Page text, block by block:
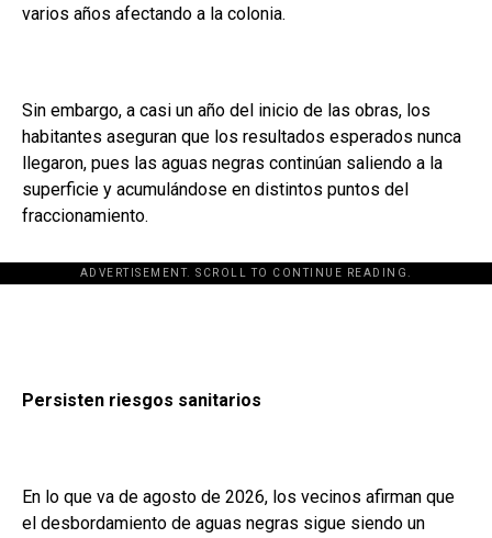
varios años afectando a la colonia.
Sin embargo, a casi un año del inicio de las obras, los
habitantes aseguran que los resultados esperados nunca
llegaron, pues las aguas negras continúan saliendo a la
superficie y acumulándose en distintos puntos del
fraccionamiento.
ADVERTISEMENT. SCROLL TO CONTINUE READING.
Persisten riesgos sanitarios
En lo que va de agosto de 2026, los vecinos afirman que
el desbordamiento de aguas negras sigue siendo un